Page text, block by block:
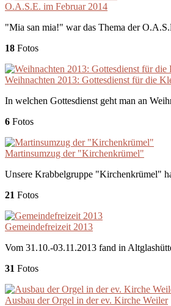
O.A.S.E. im Februar 2014
"Mia san mia!" war das Thema der
18 Fotos
Weihnachten 2013: Gottesdienst für die
In welchen Gottesdienst geht man an
6 Fotos
Martinsumzug der "Kirchenkrümel"
Unsere Krabbelgruppe "Kirchenkrümel"
21 Fotos
Gemeindefreizeit 2013
Vom 31.10.-03.11.2013 fand in
31 Fotos
Ausbau der Orgel in der ev. Kirche Weiler